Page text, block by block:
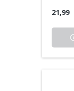
21,99